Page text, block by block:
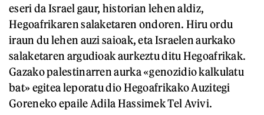
eseri da Israel gaur, historian lehen aldiz,
Hegoafrikaren salaketaren ondoren. Hiru ordu
iraun du lehen auzi saioak, eta Israelen aurkako
salaketaren argudioak aurkeztu ditu Hegoafrikak.
Gazako palestinarren aurka «genozidio kalkulatu
bat» egitea leporatu dio Hegoafrikako Auzitegi
Goreneko epaile Adila Hassimek Tel Avivi.